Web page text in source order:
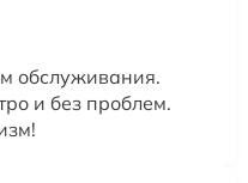
обслуживания.
и без проблем.